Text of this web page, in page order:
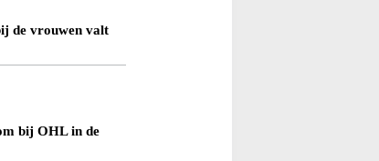
de vrouwen valt
bij OHL in de